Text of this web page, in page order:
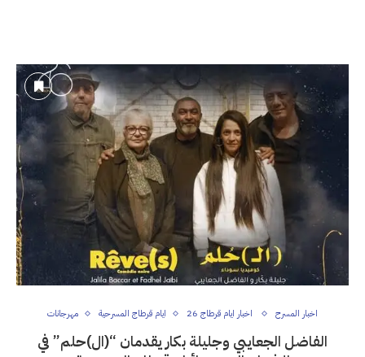
اخبار المسرح اخبار ايام قرطاج 26 ايام قرطاج المسرحية مهرجانات
الفاضل الجعايبي وجليلة بكار يقدمان “(ال)حلم” في